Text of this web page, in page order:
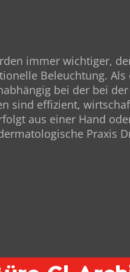
immer wichtiger,
Beleuchtung.
bei der bei
sind effizient,
aus ein­er Hand
Prax­is